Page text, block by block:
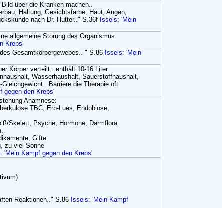
über die Kranken machen..
Haltung, Gesichtsfarbe, Haut, Augen,
nach Dr. Hutter.." S.36f Issels: 'Mein
allgemeine Störung des Organismus
Krebs'
Gesamtkörpergewebes.. " S.86 Issels: 'Mein
Körper verteilt.. enthält 10-16 Liter
Wasserhaushalt, Sauerstoffhaushalt,
Barriere die Therapie oft
gegen den Krebs'
Anamnese:
TBC, Erb-Lues, Endobiose,
Skelett, Psyche, Hormone, Darmflora
Gifte
zu viel Sonne
'Mein Kampf gegen den Krebs'
Reaktionen.." S.86 Issels: 'Mein Kampf